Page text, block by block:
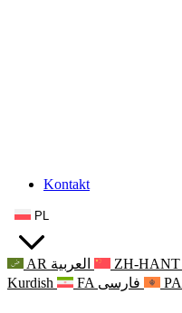
Kontakt
PL
AR العربية ZH-HANT
Kurdish
FA فارسی PA